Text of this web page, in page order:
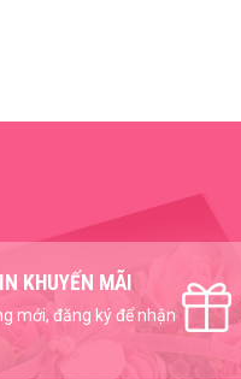
KHUYẾN MÃI
mới, đăng ký để nhận